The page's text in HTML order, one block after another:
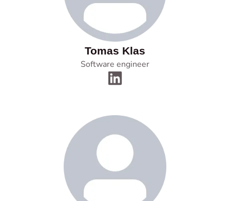
Tomas Klas
Software engineer